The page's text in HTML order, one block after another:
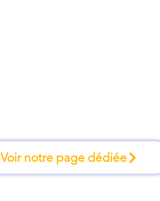
Voir notre page dédiée